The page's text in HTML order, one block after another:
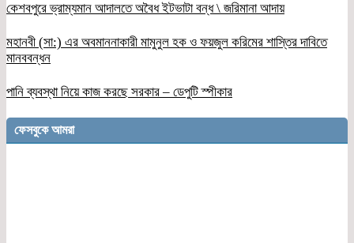
কেশবপুরে ভ্রাম্যমান আদালতে অবৈধ ইটভাটা বন্ধ \ জরিমানা আদায়
মহানবী (সা:) এর অবমাননাকারী মামুনুল হক ও ফয়জুল করিমের শাস্তির দাবিতে
মানববন্ধন
পানি ব্যবস্থা নিয়ে কাজ করছে সরকার – ডেপুটি স্পীকার
ফেসবুকে আমরা